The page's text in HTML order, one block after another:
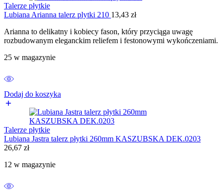
Talerze płytkie
Lubiana Arianna talerz plytki 210 13,43 zł
Arianna to delikatny i kobiecy fason, który przyciąga uwagę
rozbudowanym eleganckim reliefem i festonowymi wykończeniami.
25 w magazynie
Dodaj do koszyka
Talerze płytkie
Lubiana Jastra talerz płytki 260mm KASZUBSKA DEK.0203
26,67 zł
12 w magazynie